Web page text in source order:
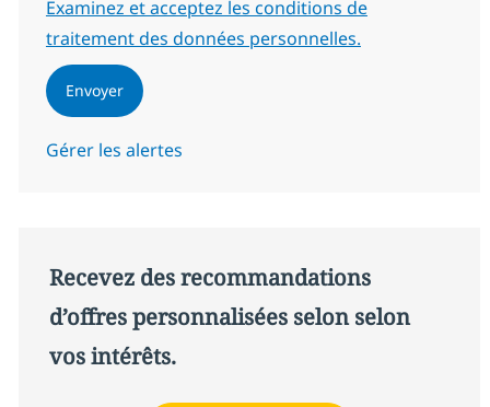
Required
Examinez et acceptez les conditions de
traitement des données personnelles.
Envoyer
Gérer les alertes
Recevez des recommandations
d’offres personnalisées selon selon
vos intérêts.